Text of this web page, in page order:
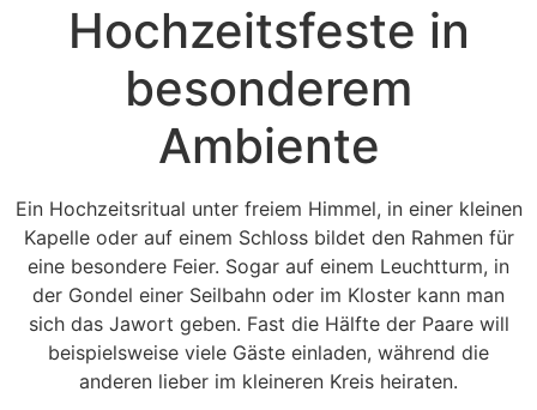
Hochzeitsfeste in
besonderem
Ambiente
Ein Hochzeitsritual unter freiem Himmel, in einer kleinen
Kapelle oder auf einem Schloss bildet den Rahmen für
eine besondere Feier. Sogar auf einem Leuchtturm, in
der Gondel einer Seilbahn oder im Kloster kann man
sich das Jawort geben. Fast die Hälfte der Paare will
beispielsweise viele Gäste einladen, während die
anderen lieber im kleineren Kreis heiraten.